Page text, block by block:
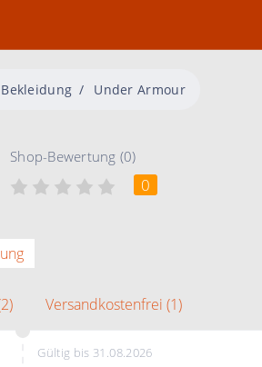
Bekleidung Under Armour
Shop-Bewertung (0)
0
Versandkostenfrei (1)
Gültig bis 31.08.2026